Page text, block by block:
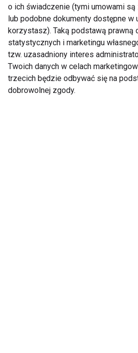
Mrożone jogurtowe
batoniki z owocami –
zdrowy deser bez
o ich świadczenie (tymi umowami
lub podobne dokumenty dostępne w
korzystasz). Taką podstawą prawną
statystycznych i marketingu
tzw. uzasadniony interes
Twoich danych w celach
trzecich będzie odbywać się na
dobrowolnej zgody.